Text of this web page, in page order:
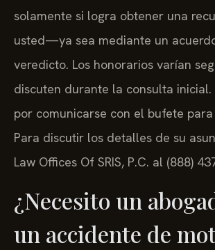
solamente si logra obtener una
usted—ya sea mediante un
veredicto. Los honorarios varían
discuten durante la consulta inicial.
por comunicarse con el bufete
Para discutir los detalles de su
Law Offices Of SRIS, P.C. al (888)
¿Necesito un
un accidente de